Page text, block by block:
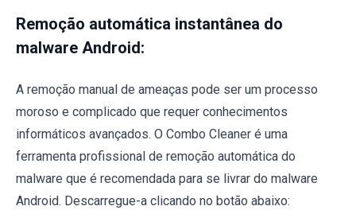
Remoção automática instantânea do
malware Android:
A remoção manual de ameaças pode ser um processo
moroso e complicado que requer conhecimentos
informáticos avançados. O Combo Cleaner é uma
ferramenta profissional de remoção automática do
malware que é recomendada para se livrar do malware
Android. Descarregue-a clicando no botão abaixo: